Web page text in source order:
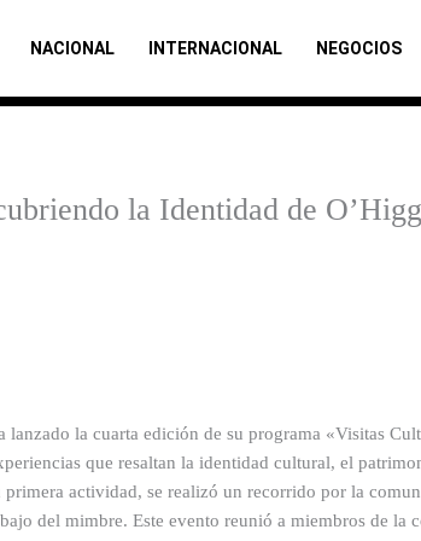
NACIONAL INTERNACIONAL NEGOCIOS
la Identidad de
la cuarta edición de su programa «Visitas
que resaltan la identidad cultural, el
actividad, se realizó un recorrido por la
del mimbre. Este evento reunió a miembros de la